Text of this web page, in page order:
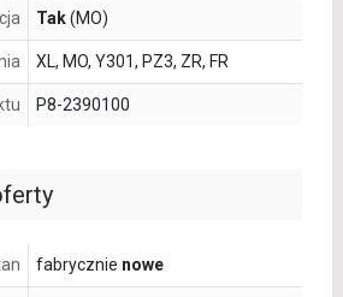
fabrycznie nowe
Tak(MO)
XL, MO, Y301, PZ3, ZR, FR
P8-2390100